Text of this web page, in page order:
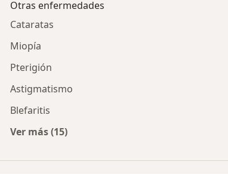
Otras enfermedades
Cataratas
Miopía
Pterigión
Astigmatismo
Blefaritis
Ver más (15)